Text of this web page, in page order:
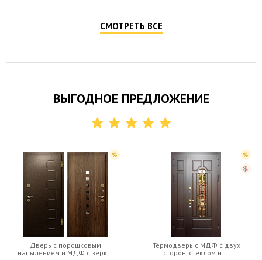
СМОТРЕТЬ ВСЕ
ВЫГОДНОЕ ПРЕДЛОЖЕНИЕ
Дверь с порошковым
напылением и МДФ с зерк...
Термодверь с МДФ с двух
сторон, стеклом и ...